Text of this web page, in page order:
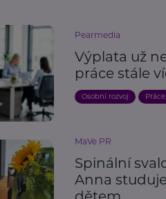
Pearmedia
Výplata už
práce stále
Osobní rozvoj
MaVe PR
Spinální
Anna